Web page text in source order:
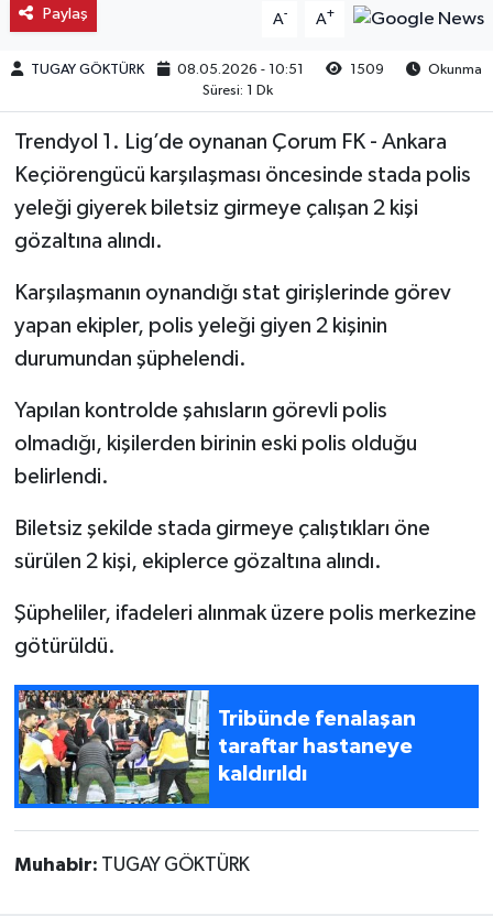
Paylaş A- A+
TUGAY GÖKTÜRK 08.05.2026 - 10:51 1509
Okunma
Süresi: 1 Dk
Trendyol 1. Lig’de oynanan Çorum FK - Ankara
Keçiörengücü karşılaşması öncesinde stada polis
yeleği giyerek biletsiz girmeye çalışan 2 kişi
gözaltına alındı.
Karşılaşmanın oynandığı stat girişlerinde görev
yapan ekipler, polis yeleği giyen 2 kişinin
durumundan şüphelendi.
Yapılan kontrolde şahısların görevli polis
olmadığı, kişilerden birinin eski polis olduğu
belirlendi.
Biletsiz şekilde stada girmeye çalıştıkları öne
sürülen 2 kişi, ekiplerce gözaltına alındı.
Şüpheliler, ifadeleri alınmak üzere polis merkezine
götürüldü.
Tribünde fenalaşan
taraftar hastaneye
kaldırıldı
Muhabir: TUGAY GÖKTÜRK
Ortaköy
Osmancık
Uğurludağ
Sağlık